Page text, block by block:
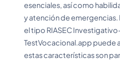
esenciales, así como
y atención de emergencias.
el tipo RIASEC
TestVocacional.app puede
estas características son